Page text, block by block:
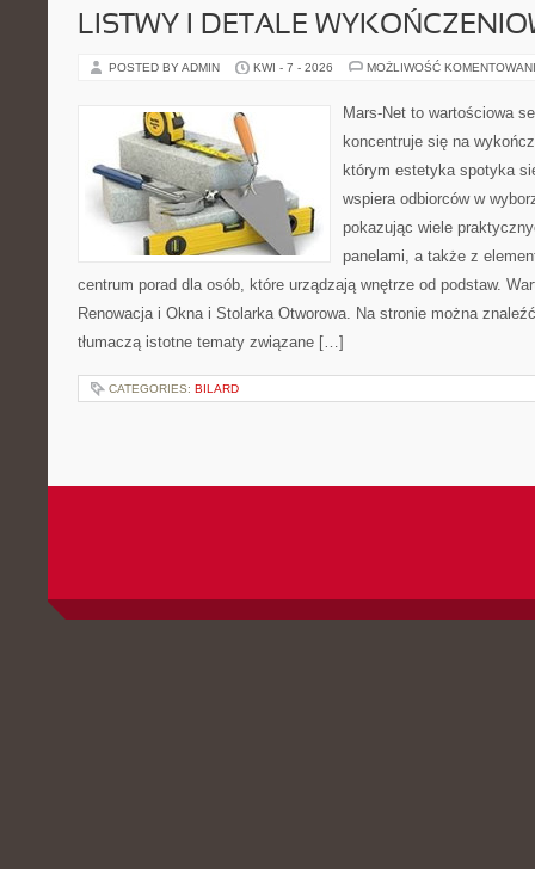
LISTWY I DETALE
POSTED BY ADMIN KWI - 7 - 2026 MOŻLIWOŚĆ
Mars-Net to wartościowa
koncentruje się na
którym estetyka spotyka
wspiera odbiorców w
pokazując wiele
panelami, a także z
centrum porad dla osób, które urządzają wnętrze od podstaw.
Renowacja i Okna i Stolarka Otworowa. Na stronie można
tłumaczą istotne tematy związane […]
CATEGORIES: BILARD